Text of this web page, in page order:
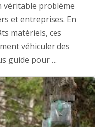
véritable problème
et entreprises. En
matériels, ces
véhiculer des
guide pour …